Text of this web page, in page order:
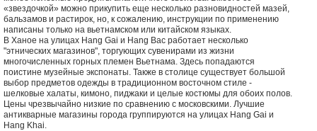
«звездочкой» можно прикупить еще несколько разновидностей мазей,
бальзамов и растирок, но, к сожалению, инструкции по применению
написаны только на вьетнамском или китайском языках.
В Ханое на улицах Hang Gai и Hang Bac работает несколько
"этнических магазинов", торгующих сувенирами из жизни
многочисленных горных племен Вьетнама. Здесь попадаются
поистине музейные экспонаты. Также в столице существует большой
выбор предметов одежды в традиционном восточном стиле -
шелковые халаты, кимоно, пиджаки и целые костюмы для обоих полов.
Цены чрезвычайно низкие по сравнению с московскими. Лучшие
антикварные магазины города группируются на улицах Hang Gai и
Hang Khai.